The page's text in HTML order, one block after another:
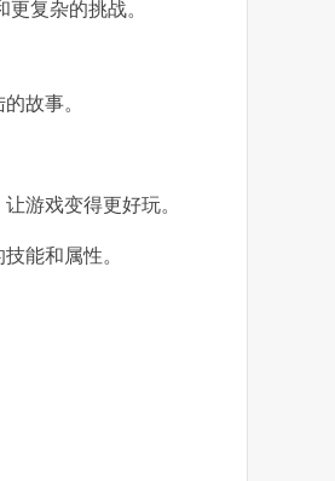
复杂的挑战。
故事。
游戏变得更好玩。
能和属性。